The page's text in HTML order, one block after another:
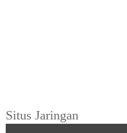
Situs Jaringan